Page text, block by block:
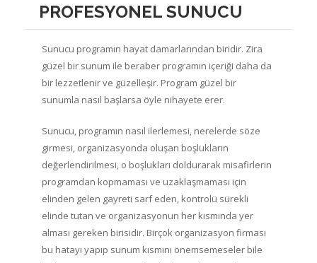
PROFESYONEL SUNUCU
Sunucu programın hayat damarlarından biridir. Zira
güzel bir sunum ile beraber programın içeriği daha da
bir lezzetlenir ve güzelleşir. Program güzel bir
sunumla nasıl başlarsa öyle nihayete erer.
Sunucu, programın nasıl ilerlemesi, nerelerde söze
girmesi, organizasyonda oluşan boşlukların
değerlendirilmesi, o boşlukları doldurarak misafirlerin
programdan kopmaması ve uzaklaşmaması için
elinden gelen gayreti sarf eden, kontrolü sürekli
elinde tutan ve organizasyonun her kısmında yer
alması gereken birisidir. Birçok organizasyon firması
bu hatayı yapıp sunum kısmını önemsemeseler bile